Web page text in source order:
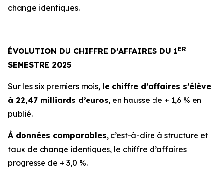
change identiques.
ÉVOLUTION DU CHIFFRE D’AFFAIRES DU 1ER
SEMESTRE 2025
Sur les six premiers mois, le chiffre d’affaires s’élève
à 22,47 milliards d’euros, en hausse de + 1,6 % en
publié.
À données comparables, c’est-à-dire à structure et
taux de change identiques, le chiffre d’affaires
progresse de + 3,0 %.